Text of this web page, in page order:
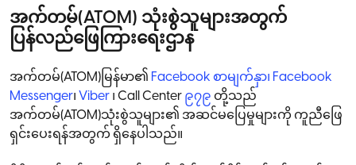
အက်တမ်(ATOM) သုံးစွဲသူများအတွက်
ပြန်လည်ဖြေကြားရေးဌာန
အက်တမ်(ATOM)မြန်မာ၏ Facebook စာမျက်နှာ၊ Facebook
Messenger၊ Viber ၊ Call Center ၉၇၉ တို့သည်
အက်တမ်(ATOM)သုံးစွဲသူများ၏ အဆင်မပြေမှုများကို ကူညီဖြေ
ရှင်းပေးရန်အတွက် ရှိနေပါသည်။